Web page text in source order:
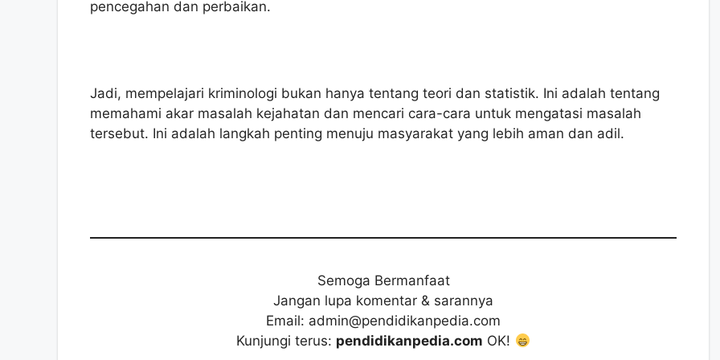
pencegahan dan perbaikan.
Jadi, mempelajari kriminologi bukan hanya tentang teori dan statistik. Ini adalah tentang
memahami akar masalah kejahatan dan mencari cara-cara untuk mengatasi masalah
tersebut. Ini adalah langkah penting menuju masyarakat yang lebih aman dan adil.
Semoga Bermanfaat
Jangan lupa komentar & sarannya
Email: admin@pendidikanpedia.com
Kunjungi terus: pendidikanpedia.com OK!